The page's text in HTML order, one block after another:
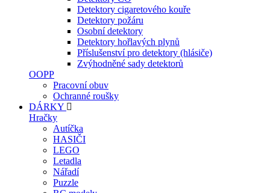
Detektory cigaretového kouře
Detektory požáru
Osobní detektory
Detektory hořlavých plynů
Příslušenství pro detektory (hlásiče)
Zvýhodněné sady detektorů
OOPP
Pracovní obuv
Ochranné roušky
DÁRKY
Hračky
Autíčka
HASIČI
LEGO
Letadla
Nářadí
Puzzle